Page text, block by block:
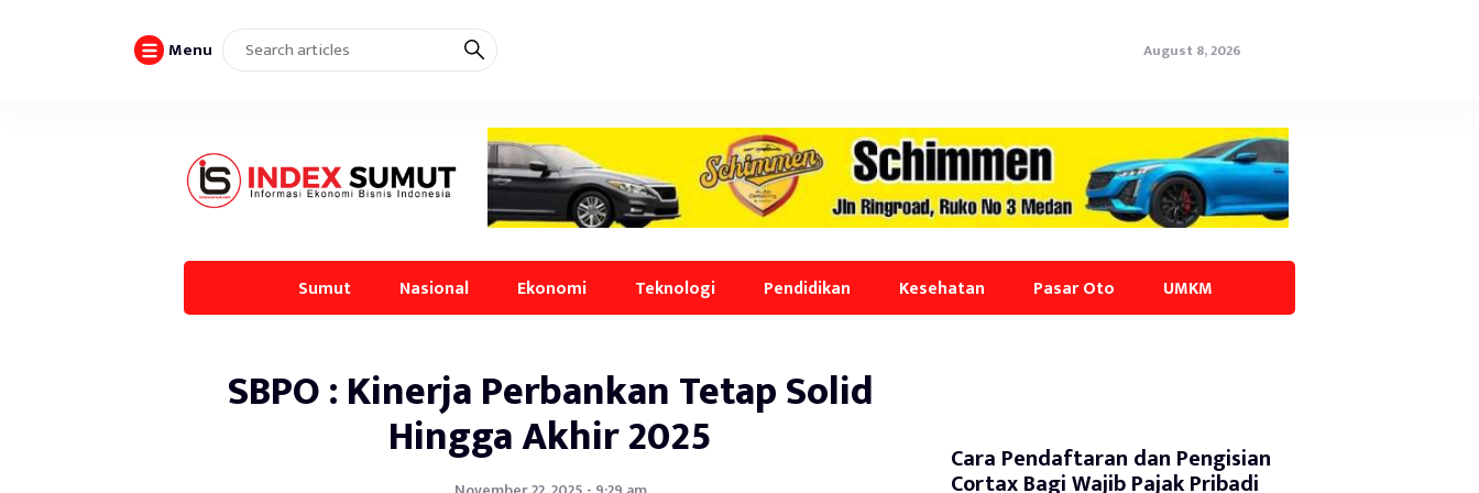
Menu August 8, 2026
Sumut Nasional Ekonomi Teknologi Pendidikan Kesehatan Pasar Oto UMKM
SBPO : Kinerja Perbankan Tetap Solid
Hingga Akhir 2025 Cara Pendaftaran dan Pengisian
Cortax Bagi Wajib Pajak Pribadi